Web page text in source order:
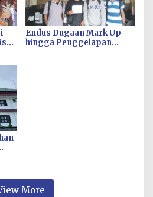
Endus Dugaan Mark Up
hingga Penggelapan
More